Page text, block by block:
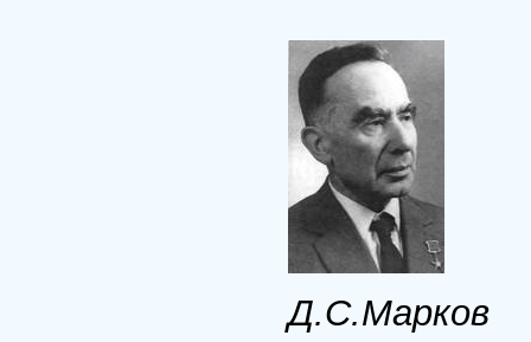
Д.С.Марков